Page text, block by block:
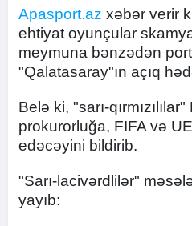
Apasport.az xəbər verir
ehtiyat oyunçular
meymuna bənzədən
"Qalatasaray"ın açıq
Belə ki, "sarı-
prokurorluğa, FIFA və
edəcəyini bildirib.
"Sarı-lacivərdlilər"
yayıb: